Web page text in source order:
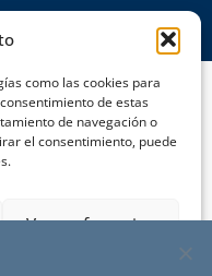
como las cookies para
de estas
de navegación o
el consentimiento, puede
Ver preferencias